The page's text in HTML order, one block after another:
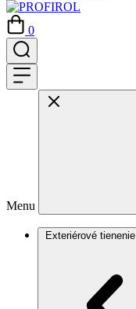
0
Menu
Exteriérové tienenie